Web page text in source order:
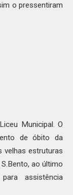
o pressentiram
Municipal. O
de óbito da
velhas estruturas
ao último
assistência